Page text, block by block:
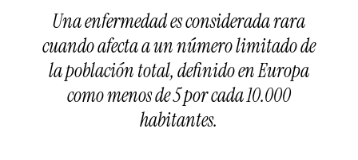
Una enfermedad es considerada rara
cuando afecta a un número limitado de
la población total, definido en Europa
como menos de 5 por cada 10.000
habitantes.